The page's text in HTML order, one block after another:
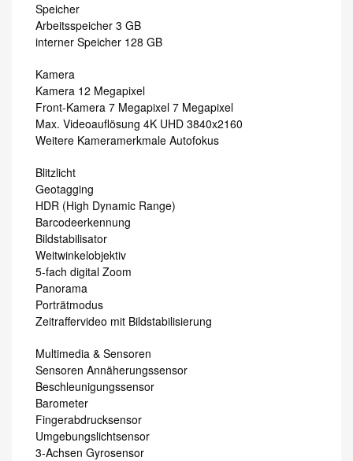
Speicher
Arbeitsspeicher 3 GB
interner Speicher 128 GB
Kamera
Kamera 12 Megapixel
Front-Kamera 7 Megapixel 7 Megapixel
Max. Videoauflösung 4K UHD 3840x2160
Weitere Kameramerkmale Autofokus
Blitzlicht
Geotagging
HDR (High Dynamic Range)
Barcodeerkennung
Bildstabilisator
Weitwinkelobjektiv
5-fach digital Zoom
Panorama
Porträtmodus
Zeitraffervideo mit Bild­stabilisierung
Multimedia & Sensoren
Sensoren Annäherungssensor
Beschleunigungssensor
Barometer
Fingerabdrucksensor
Umgebungslichtsensor
3-Achsen Gyrosensor